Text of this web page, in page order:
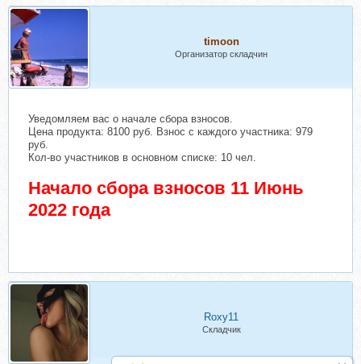
timoon
Организатор складчин
Уведомляем вас о начале сбора взносов.
Цена продукта: 8100 руб. Взнос с каждого участника: 979
руб.
Кол-во участников в основном списке: 10 чел.
Начало сбора взносов 11 Июнь
2022 года
Roxy11
Складчик